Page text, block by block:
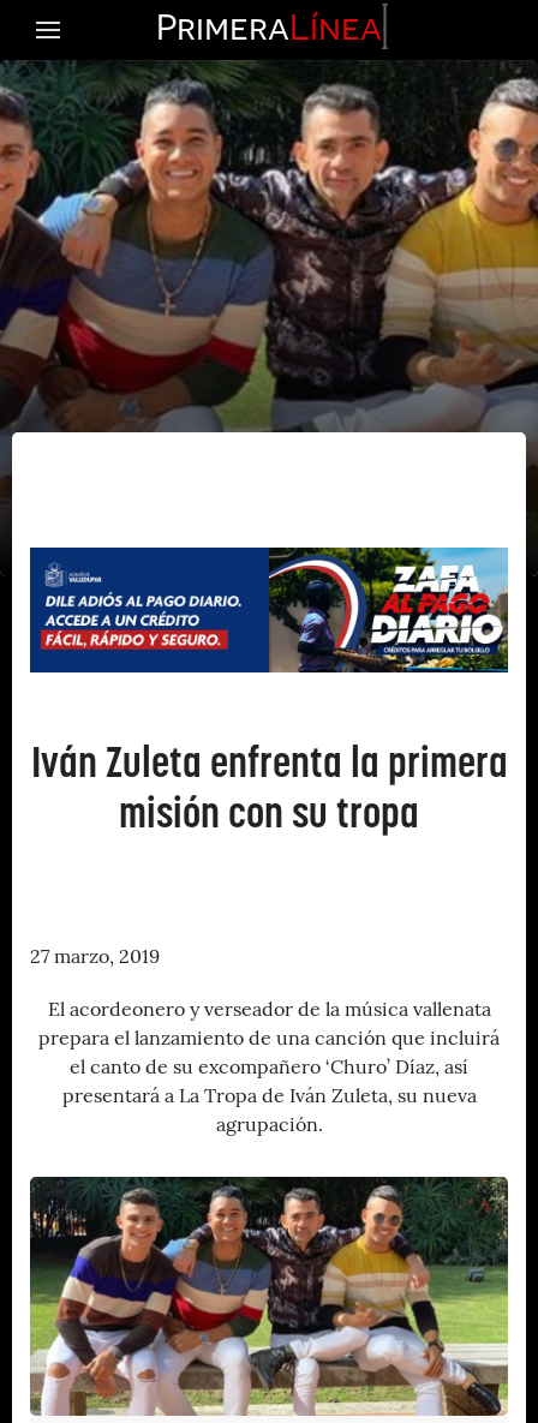
PrimeraLínea
Iván Zuleta enfrenta la primera
misión con su tropa
27 marzo, 2019
El acordeonero y verseador de la música vallenata
prepara el lanzamiento de una canción que incluirá
el canto de su excompañero ‘Churo’ Díaz, así
presentará a La Tropa de Iván Zuleta, su nueva
agrupación.